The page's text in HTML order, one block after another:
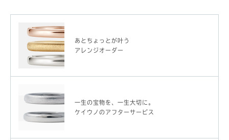
あとちょっとが叶う
アレンジオーダー
一生の宝物を、一生大切に。
ケイウノのアフターサービス